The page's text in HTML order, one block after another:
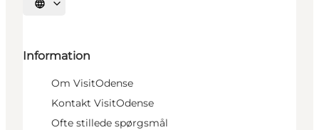
Vælg sprog
Information
Om VisitOdense
Kontakt VisitOdense
Ofte stillede spørgsmål